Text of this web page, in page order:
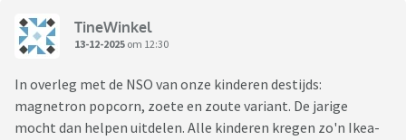
TineWinkel
13-12-2025 om 12:30
In overleg met de NSO van onze kinderen destijds:
magnetron popcorn, zoete en zoute variant. De jarige
mocht dan helpen uitdelen. Alle kinderen kregen zo'n Ikea-